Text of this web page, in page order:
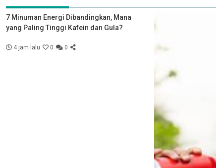
7 Minuman Energi Dibandingkan, Mana
yang Paling Tinggi Kafein dan Gula?
4 jam lalu 0 0